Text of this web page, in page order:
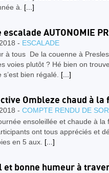
à. [...]
escalade AUTONOMIE
- ESCALADE
à tous De la couenne à
voies plutôt ? Hé bien on
s’est bien régalé. [...]
Ombleze chaud à la
- COMPTE RENDU DE
ensoleillée et chaude à la
ont tous appréciés et
en 5 aux. [...]
et bonne humeur à